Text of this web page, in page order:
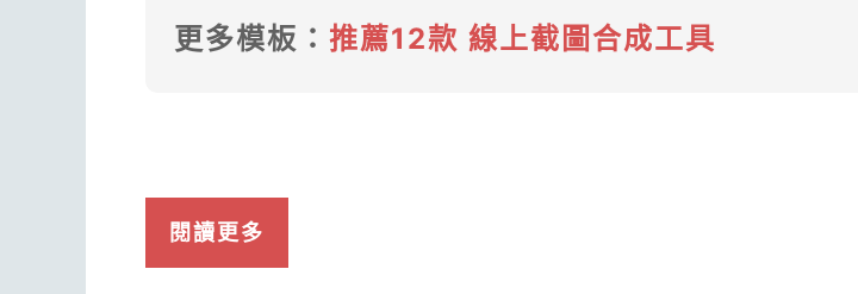
更多模板： 推薦12款 線上截圖合成工具
閱讀更多